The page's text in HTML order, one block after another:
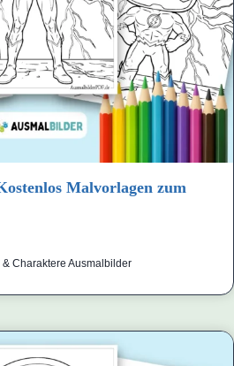
Malvorlagen zum
Charaktere Ausmalbilder